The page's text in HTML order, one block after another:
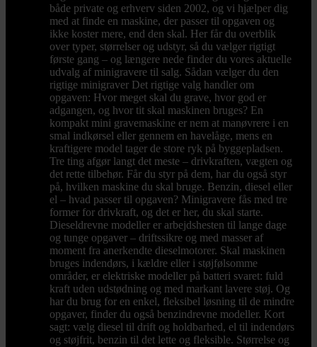
både private og erhverv siden 2002, og vi hjælper dig
med at finde en maskine, der passer til opgaven og
ikke koster mere, end den skal. Her får du overblik
over typer, størrelser og udstyr, så du vælger rigtigt
første gang – og længere nede finder du vores aktuelle
udvalg af minigravere til salg. Sådan vælger du den
rigtige minigraver Det rigtige valg handler om
opgaven: Hvor meget skal du grave, hvor god er
adgangen, og hvor tit skal maskinen bruges? En
kompakt mini gravemaskine er nem at manøvrere i en
smal indkørsel eller gennem en havelåge, mens en
kraftigere model tager de store ryk på byggepladsen.
Tre ting afgør langt det meste – drivkraften, vægten og
det rette tilbehør. Får du styr på dem, har du også styr
på, hvilken maskine du skal bruge. Benzin, diesel eller
el – hvad passer til opgaven? Minigravere fås med tre
former for drivkraft, og det er her, du skal starte.
Dieseldrevne modeller er arbejdshesten til lange dage
og tunge opgaver – driftssikre og med masser af
moment fra anerkendte dieselmotorer. Skal maskinen
bruges indendørs, i kældre eller i støjfølsomme
områder, er elektriske modeller på batteri svaret: fuld
kraft uden udstødning og med markant lavere støj. Og
har du brug for en enkel, fleksibel løsning til de mindre
opgaver, finder du også benzindrevne modeller. Kort
sagt: vælg diesel til drift og holdbarhed, el til indendørs
og støjfrit, benzin til det lette og fleksible. Størrelse og